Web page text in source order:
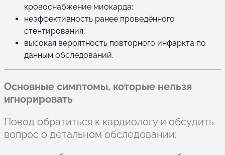
кровоснабжение миокарда;
неэффективность ранее проведённого
стентирования;
высокая вероятность повторного инфаркта по
данным обследований.
Основные симптомы, которые нельзя
игнорировать
Повод обратиться к кардиологу и обсудить
вопрос о детальном обследовании: